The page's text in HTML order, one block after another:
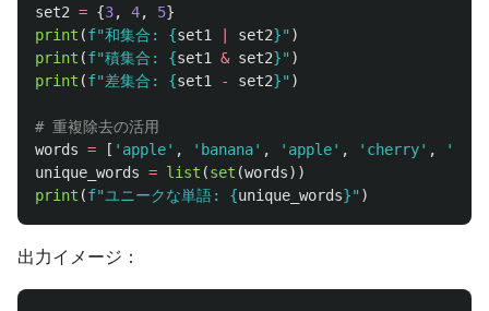
set2 = {3, 4, 5}
print (f"和集合: {set1 set2}" )
print (f"積集合: {set1 & set2}" )
print (f"差集合: {set1 - set2}" )
words = [ ' apple' , ' banana' , ' apple' , ' cherry' , '
unique_words = list (set (words))
print (f"ユニークな単語: {unique_words}" )
出力イメージ：